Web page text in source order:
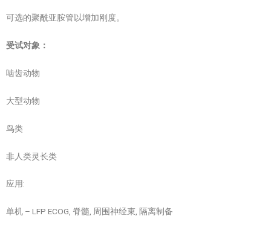
可选的聚酰亚胺管以增加刚度。
受试对象：
啮齿动物
大型动物
鸟类
非人类灵长类
应用:
单机 – LFP ECOG, 脊髓, 周围神经束, 隔离制备